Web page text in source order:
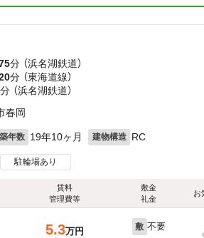
分 （浜名湖鉄道）
分 （東海道線）
分 （浜名湖鉄道）
春岡
築年数 19年10ヶ月 建物構造 RC
駐輪場あり
賃料
管理費等
敷金
礼金
お
5.3万円
敷 不要